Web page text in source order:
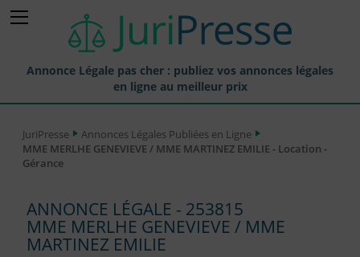
Annonce Légale pas cher : publiez vos annonces légales
en ligne au meilleur prix
Annonces Légales Publiées
Journaux Habilités (JAL) Annonces Légales
Départements pour la Publication d'Annonces Légales
JuriPresse
Annonces Légales Publiées en Ligne
MME MERLHE GENEVIEVE / MME MARTINEZ EMILIE - Location -
Gérance
ANNONCE LÉGALE - 253815
MME MERLHE GENEVIEVE / MME
MARTINEZ EMILIE